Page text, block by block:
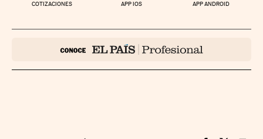
COTIZACIONES APP IOS APP ANDROID